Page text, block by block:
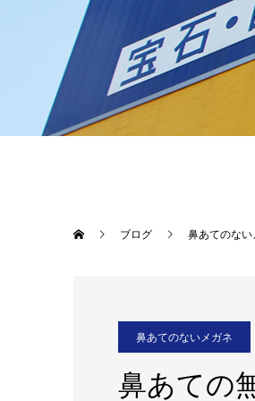
ブログ 鼻あてのない
鼻あてのないメガネ
鼻あての